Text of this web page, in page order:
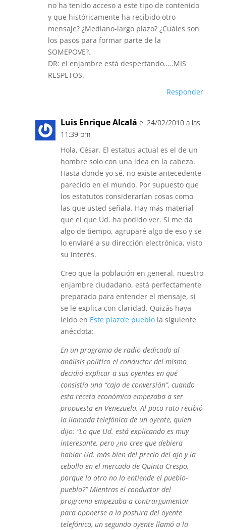
no ha tenido acceso a este tipo de contenido
y que históricamente ha recibido otro
mensaje? ¿Mediano-largo plazo? ¿Cuáles son
los pasos para formar parte de la
SOMEPOVE?.
DR: el enjambre está despertando…..MIS
RESPETOS.
Responder
Luis Enrique Alcalá el 24/02/2010 a las
11:39 pm
Hola, César. El estatus actual es el de un
hombre solo con una idea en la cabeza.
Hasta donde yo sé, no existe antecedente
parecido en el mundo. Por supuesto que
los estatutos considerarían cosas como
las que usted señala. Hay más material
que el que Ud. ha podido ver. Si me da
algo de tiempo, agruparé algo de eso y se
lo enviaré a su dirección electrónica, visto
su interés.
Creo que la población en general, nuestro
enjambre ciudadano, está perfectamente
preparado para entender el mensaje, si
se le explica con claridad. Quizás haya
leído en Este piazo’e pueblola siguiente
anécdota:
En un programa de radio dedicado al
análisis político el conductor del mismo
decidió explicar a sus oyentes en qué
consistía una “caja de conversión”, cuando
esta receta económica empezaba a ser
propuesta en Venezuela. Al poco rato recibió
la llamada telefónica de un oyente, quien
dijo: “Lo que Ud. está explicando es muy
interesante, pero ¿no cree que debiera
hablar Ud. más bien del precio del ajo y la
cebolla en el mercado de Quinta Crespo,
porque lo otro no lo entiende el pueblo-
pueblo?” Mientras el conductor del
programa empezaba a contrargumentar
para oponerse a la postura del oyente
telefónico, un segundo oyente llamó a la